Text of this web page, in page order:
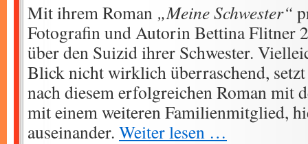
Mit ihrem Roman „Meine Schwester“
Fotografin und Autorin Bettina Flitner
über den Suizid ihrer Schwester.
Blick nicht wirklich überraschend,
nach diesem erfolgreichen Roman mit
mit einem weiteren Familienmitglied,
auseinander. Weiter lesen …